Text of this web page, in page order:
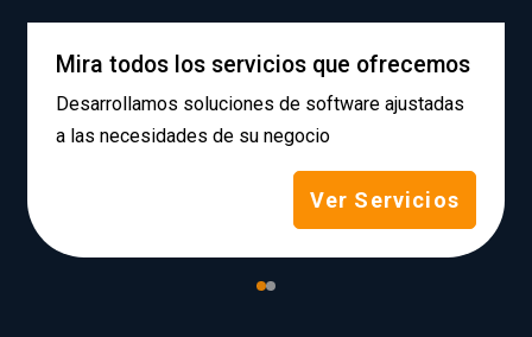
Mira todos los servicios que ofrecemos
Desarrollamos soluciones de software ajustadas
a las necesidades de su negocio
Ver Servicios